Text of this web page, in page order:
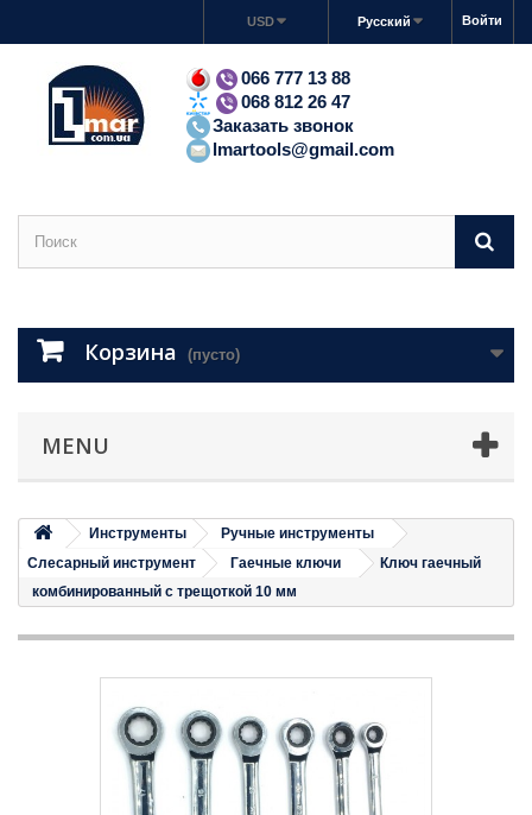
Войти
Русский
USD
066 777 13 88
068 812 26 47
Заказать звонок
lmartools@gmail.com
Корзина (пусто)
MENU
Инструменты
Ручные инструменты
Слесарный инструмент
Гаечные ключи
Ключ гаечный
комбинированный с трещоткой 10 мм